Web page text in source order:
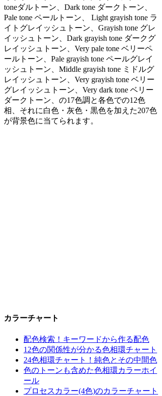
toneダルトーン、Dark tone ダークトーン、
Pale tone ペールトーン、 Light grayish tone ラ
イトグレイッシュトーン、Grayish tone グレ
イッシュトーン、Dark grayish tone ダークグ
レイッシュトーン、Very pale tone ベリーペ
ールトーン、Pale grayish tone ペールグレイ
ッシュトーン、Middle grayish tone ミドルグ
レイッシュトーン、Very grayish tone ベリー
グレイッシュトーン、Very dark tone ベリー
ダークトーン、の17色調と各色での12色
相、それに白色・灰色・黒色を加えた207色
が背景色に当てられます。
カラーチャート
配色検索！キーワードから作る配色
12色の関係性が分かる色相環チャート
24色相環チャート！純色とその中間色
色のトーンも含めた色相環カラーホイ
ール
プロセスカラー(4色)のカラーチャート